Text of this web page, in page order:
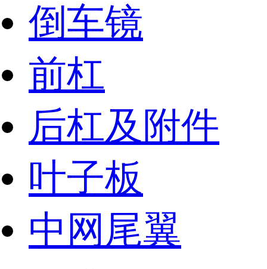
倒车镜
前杠
后杠及附件
叶子板
中网尾翼